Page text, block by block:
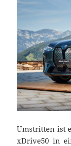
Umstritten ist
xDrive50 in